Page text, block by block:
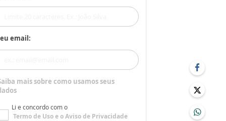
email:
mais sobre como usamos seus
Li e concordo com o
Termo de Usoe oAviso de Privacidade